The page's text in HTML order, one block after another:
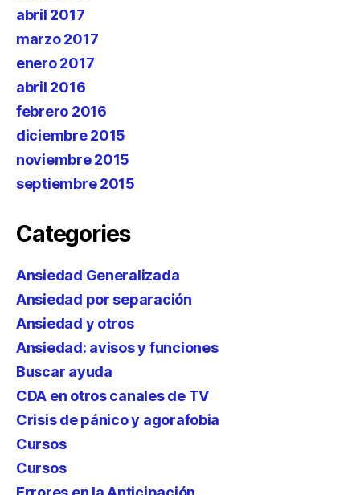
abril 2017
marzo 2017
enero 2017
abril 2016
febrero 2016
diciembre 2015
noviembre 2015
septiembre 2015
Categories
Ansiedad Generalizada
Ansiedad por separación
Ansiedad y otros
Ansiedad: avisos y funciones
Buscar ayuda
CDA en otros canales de TV
Crisis de pánico y agorafobia
Cursos
Cursos